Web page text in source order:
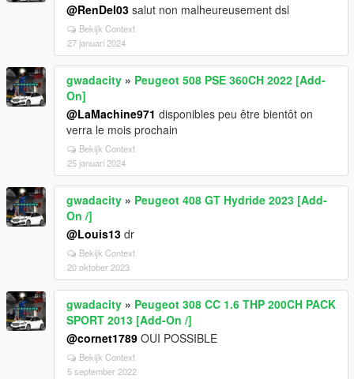
@RenDel03 salut non malheureusement dsl
Bekijk Context
27 januari 2024
gwadacity » Peugeot 508 PSE 360CH 2022 [Add-
On]
@LaMachine971 disponibles peu être bientôt on
verra le mois prochain
Bekijk Context
25 januari 2024
gwadacity » Peugeot 408 GT Hydride 2023 [Add-
On /]
@Louis13 dr
Bekijk Context
20 oktober 2023
gwadacity » Peugeot 308 CC 1.6 THP 200CH PACK
SPORT 2013 [Add-On /]
@cornet1789 OUI POSSIBLE
Bekijk Context
5 september 2022